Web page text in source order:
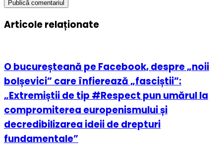
Articole relaționate
O bucureșteană pe Facebook, despre „noii
bolșevici” care înfierează „fasciștii”:
„Extremiștii de tip #Respect pun umărul la
compromiterea europenismului și
decredibilizarea ideii de drepturi
fundamentale”